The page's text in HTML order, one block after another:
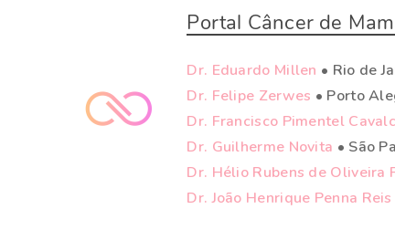
Portal Câncer de
Dr. Eduardo Millen • Rio de
Dr. Felipe Zerwes • Porto
Dr. Francisco Pimentel
Dr. Guilherme Novita • São
Dr. Hélio Rubens de Oliveira
Dr. João Henrique Penna Reis